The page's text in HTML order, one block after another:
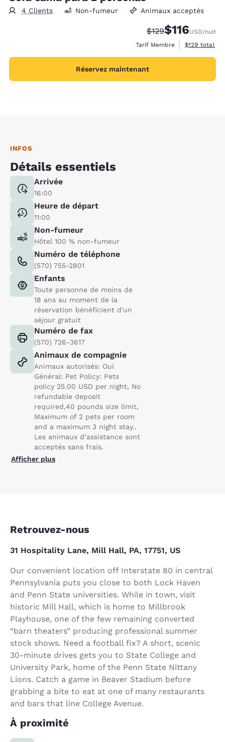
4 Clients Non-fumeur Animaux acceptés
Tarif barré :
$129Tarif réduit :
$116USD/nuit
Tarif Membre
Afficher les
$129 total
Réservez maintenant
INFOS
Détails essentiels
Arrivée
16:00
Heure de départ
11:00
Non-fumeur
Hôtel 100 % non-fumeur
Numéro de téléphone
(570) 755-2801
Enfants
Toute personne de moins de
18 ans au moment de la
réservation bénéficient d'un
séjour gratuit
Numéro de fax
(570) 726-3617
Animaux de compagnie
Animaux autorisés: Oui
Général: Pet Policy: Pets
policy 25.00 USD per night, No
refundable deposit
required,40 pounds size limit,
Maximum of 2 pets per room
and a maximum 3 night stay..
Les animaux d’assistance sont
acceptés sans frais.
Afficher plus
Retrouvez-nous
31 Hospitality Lane, Mill Hall, PA, 17751, US
Our convenient location off Interstate 80 in central
Pennsylvania puts you close to both Lock Haven
and Penn State universities. While in town, visit
historic Mill Hall, which is home to Millbrook
Playhouse, one of the few remaining converted
“barn theaters” producing professional summer
stock shows. Need a football fix? A short, scenic
30-minute drives gets you to State College and
University Park, home of the Penn State Nittany
Lions. Catch a game in Beaver Stadium before
grabbing a bite to eat at one of many restaurants
and bars that line College Avenue.
À proximité